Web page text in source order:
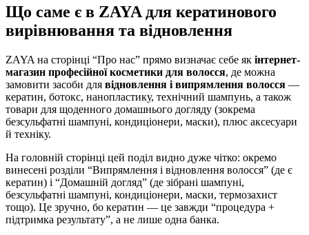
Що саме є в ZAYA для кератинового
вирівнювання та відновлення
ZAYA на сторінці “Про нас” прямо визначає себе як інтернет-
магазин професійної косметики для волосся, де можна
замовити засоби для відновлення і випрямлення волосся —
кератин, ботокс, нанопластику, технічний шампунь, а також
товари для щоденного домашнього догляду (зокрема
безсульфатні шампуні, кондиціонери, маски), плюс аксесуари
й техніку.
На головній сторінці цей поділ видно дуже чітко: окремо
винесені розділи “Випрямлення і відновлення волосся” (де є
кератин) і “Домашній догляд” (де зібрані шампуні,
безсульфатні шампуні, кондиціонери, маски, термозахист
тощо). Це зручно, бо кератин — це завжди “процедура +
підтримка результату”, а не лише одна банка.